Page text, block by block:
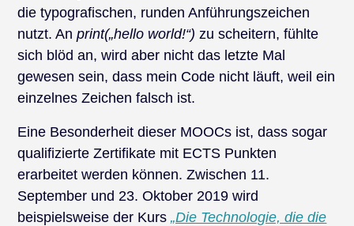
die typografischen, runden Anführungszeichen
nutzt. Anprint(„hello world!“) zu scheitern, fühlte
sich blöd an, wird aber nicht das letzte Mal
gewesen sein, dass mein Code nicht läuft, weil ein
einzelnes Zeichen falsch ist.
Eine Besonderheit dieser MOOCs ist, dass sogar
qualifizierte Zertifikate mit ECTS Punkten
erarbeitet werden können. Zwischen 11.
September und 23. Oktober 2019 wird
beispielsweise der Kurs„Die Technologie, die die